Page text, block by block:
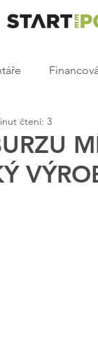
čtení: 3